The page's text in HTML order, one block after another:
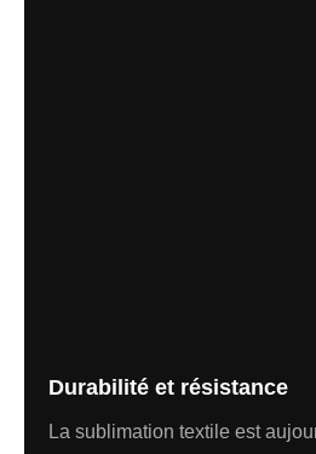
Durabilité et résistance
La sublimation textile est